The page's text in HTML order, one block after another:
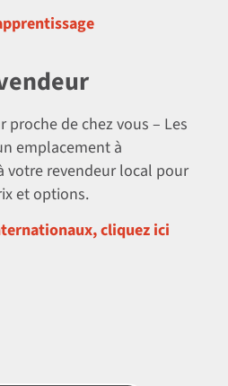
proche de chez vous – Les
emplacement à
votre revendeur local pour
et options.
cliquez ici